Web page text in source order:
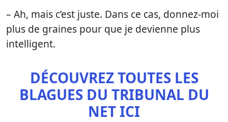
– Ah, mais c’est juste. Dans ce cas, donnez-moi
plus de graines pour que je devienne plus
intelligent.
DÉCOUVREZ TOUTES LES
BLAGUES DU TRIBUNAL DU
NET ICI